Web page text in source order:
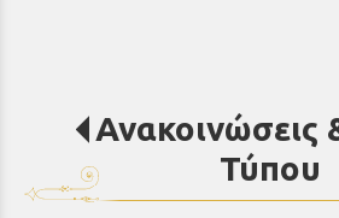
Ανακοινώσεις
Τύπου